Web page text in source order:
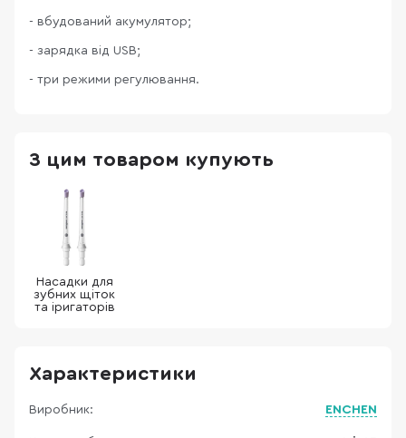
- вбудований акумулятор;
- зарядка від USB;
- три режими регулювання.
З цим товаром купують
Насадки для
зубних щіток
та іригаторів
Характеристики
Виробник: ENCHEN